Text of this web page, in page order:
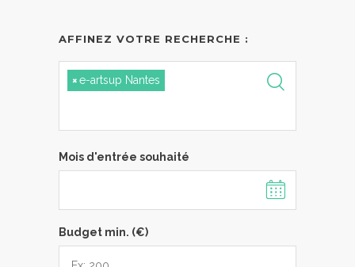
AFFINEZ VOTRE RECHERCHE :
×e-artsup Nantes
Mois d'entrée souhaité
Budget min. (€)